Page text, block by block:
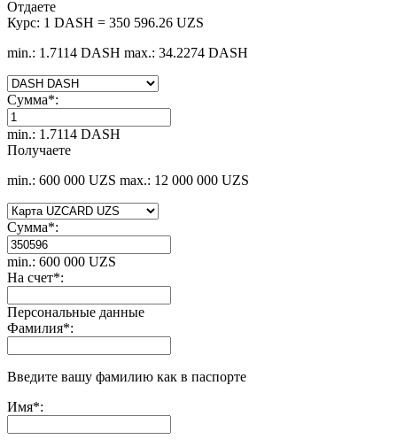
Отдаете
Курс: 1 DASH = 350 596.26 UZS
min.: 1.7114 DASH max.: 34.2274 DASH
Сумма*:
min.: 1.7114 DASH
Получаете
min.: 600 000 UZS max.: 12 000 000 UZS
Сумма*:
min.: 600 000 UZS
На счет*:
Персональные данные
Фамилия*:
Введите вашу фамилию как в паспорте
Имя*: